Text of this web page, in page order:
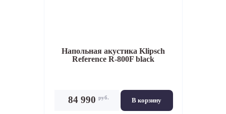
Напольная акустика Klipsch
Reference R-800F black
В корзину
84 990 руб.